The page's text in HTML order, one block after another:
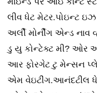
લીવ ધેટ મેટર.પોઇન્ટ
અર્લી મોર્નીંગ એન્ડ
ડુ યુ કોન્ટેક્ટ મી?
આર ફોરગેટ ટુ મેન્સન
એમ વેઇટીંગ.આનંદટીલ